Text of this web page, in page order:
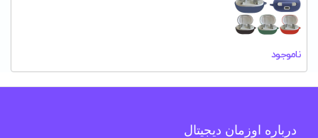
ناموجود
درباره اوزمان دیجیتال